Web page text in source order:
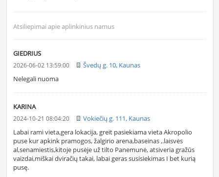
Atsiliepimai apie aplinkinius namus
GIEDRIUS
2026-06-02 13:59:00
Švedų g. 10, Kaunas
Nelegali nuoma
KARINA
2024-10-21 08:04:20
Vokiečių g. 111, Kaunas
Labai rami vieta,gera lokacija, greit pasiekiama vieta Akropolio
puse kur apkink pramogos, žalgirio arena,baseinas ,.laisvės
al,senamiestis,kitoje pusėje už tilto Panemunė, atsiveria gražūs
vaizdai,miškai dviračių takai, labai geras susisiekimas I bet kurią
pusę.